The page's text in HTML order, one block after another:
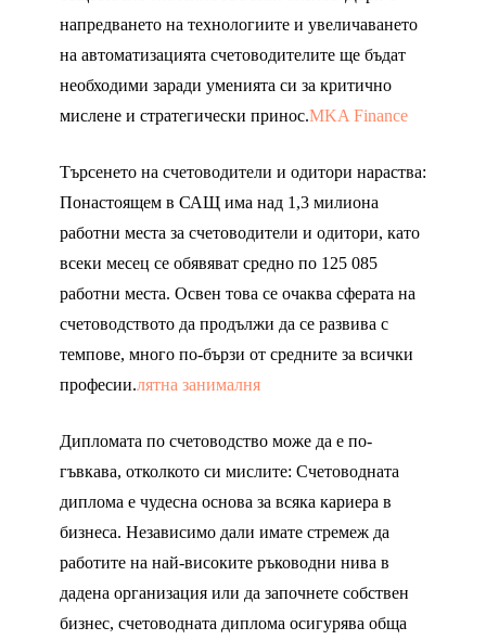
напредването на технологиите и увеличаването
на автоматизацията счетоводителите ще бъдат
необходими заради уменията си за критично
мислене и стратегически принос.MKA Finance
Търсенето на счетоводители и одитори нараства:
Понастоящем в САЩ има над 1,3 милиона
работни места за счетоводители и одитори, като
всеки месец се обявяват средно по 125 085
работни места. Освен това се очаква сферата на
счетоводството да продължи да се развива с
темпове, много по-бързи от средните за всички
професии.лятна занималня
Дипломата по счетоводство може да е по-
гъвкава, отколкото си мислите: Счетоводната
диплома е чудесна основа за всяка кариера в
бизнеса. Независимо дали имате стремеж да
работите на най-високите ръководни нива в
дадена организация или да започнете собствен
бизнес, счетоводната диплома осигурява обща